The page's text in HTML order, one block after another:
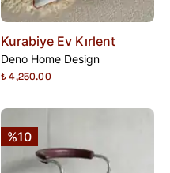
Kurabiye Ev Kırlent
Deno Home Design
₺ 4,250.00
%10